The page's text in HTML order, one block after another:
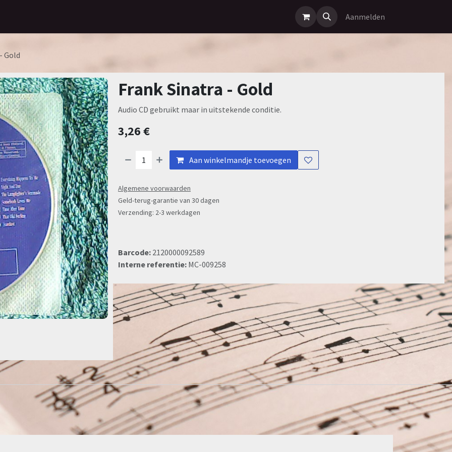
Aanmelden
Gold
Frank Sinatra - Gold
Audio CD gebruikt maar in uitstekende conditie.
3,26€
Aan winkelmandje toevoegen
Algemene voorwaarden
Geld-terug-garantie van 30 dagen
Verzending: 2-3 werkdagen
Barcode: 2120000092589
Interne referentie: MC-009258